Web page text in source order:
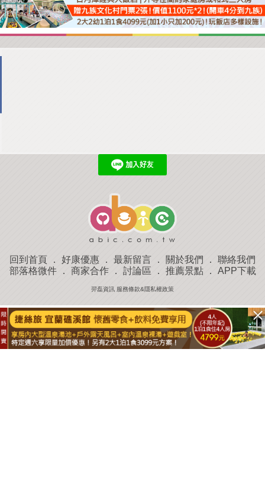
回到首頁 ． 好康優惠 ． 最新留言 ． 關於我們 ． 聯絡我們
部落格微件． 商家合作． 討論區 ． 推薦景點． APP下載
羿磊資訊 服務條款&隱私權政策